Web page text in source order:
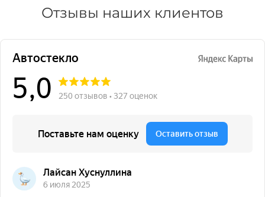
Отзывы наших клиентов